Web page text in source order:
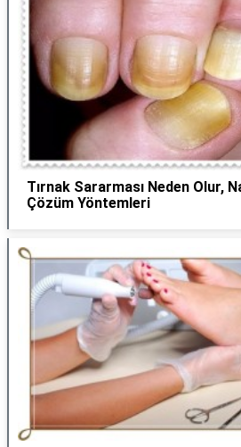
Tırnak Sararması Neden Olur,
Çözüm Yöntemleri